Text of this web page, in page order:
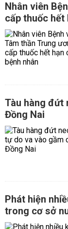
Nhân viên
cấp thuốc hết
Tàu hàng đứt
Đồng Nai
Phát hiện
trong cơ sở